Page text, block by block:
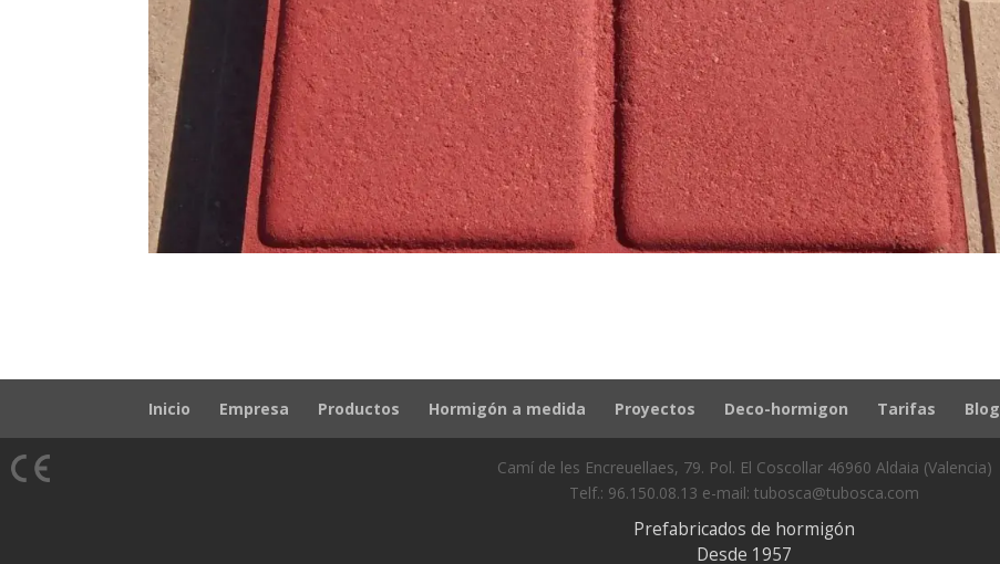
Inicio Empresa Productos Hormigón a medida Proyectos Deco-hormigon Tarifas Blog
Camí de les Encreuellaes, 79. Pol. El Coscollar 46960 Aldaia (Valencia)
Telf.: 96.150.08.13 e-mail: tubosca@tubosca.com
Prefabricados de hormigón
Desde 1957